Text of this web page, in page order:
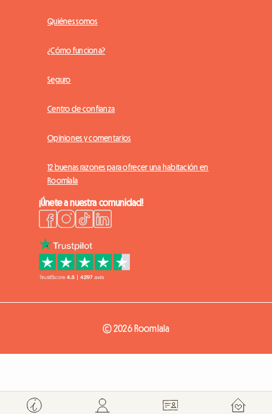
Quiénes somos
¿Cómo funciona?
Seguro
Centro de confianza
Opiniones y comentarios
12 buenas razones para ofrecer una habitación en
Roomlala
¡Únete a nuestra comunidad!
© 2026 Roomlala